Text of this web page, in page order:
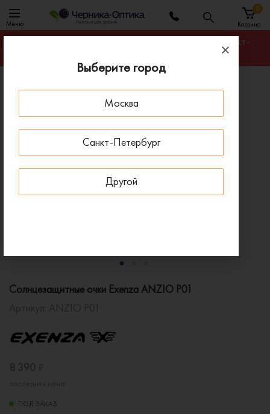
Выберите город
Москва
Санкт-Петербург
Другой
Меню Корзина
0
Гарантируем лучшую цену на любую оправу в Санкт-
Главная
Солнцезащитные очки
Солнцезащитные очки Exenza ANZIO P01
Солнцезащитные очки Exenza ANZIO P01
ПОД ЗАКАЗ
ПОД ЗАКАЗ